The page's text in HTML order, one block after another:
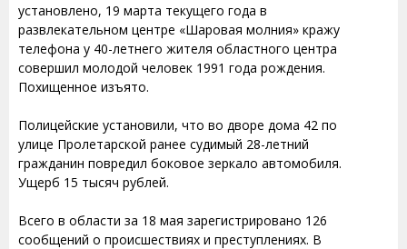
установлено, 19 марта текущего года в
развлекательном центре «Шаровая молния» кражу
телефона у 40-летнего жителя областного центра
совершил молодой человек 1991 года рождения.
Похищенное изъято.
Полицейские установили, что во дворе дома 42 по
улице Пролетарской ранее судимый 28-летний
гражданин повредил боковое зеркало автомобиля.
Ущерб 15 тысяч рублей.
Всего в области за 18 мая зарегистрировано 126
сообщений о происшествиях и преступлениях. В